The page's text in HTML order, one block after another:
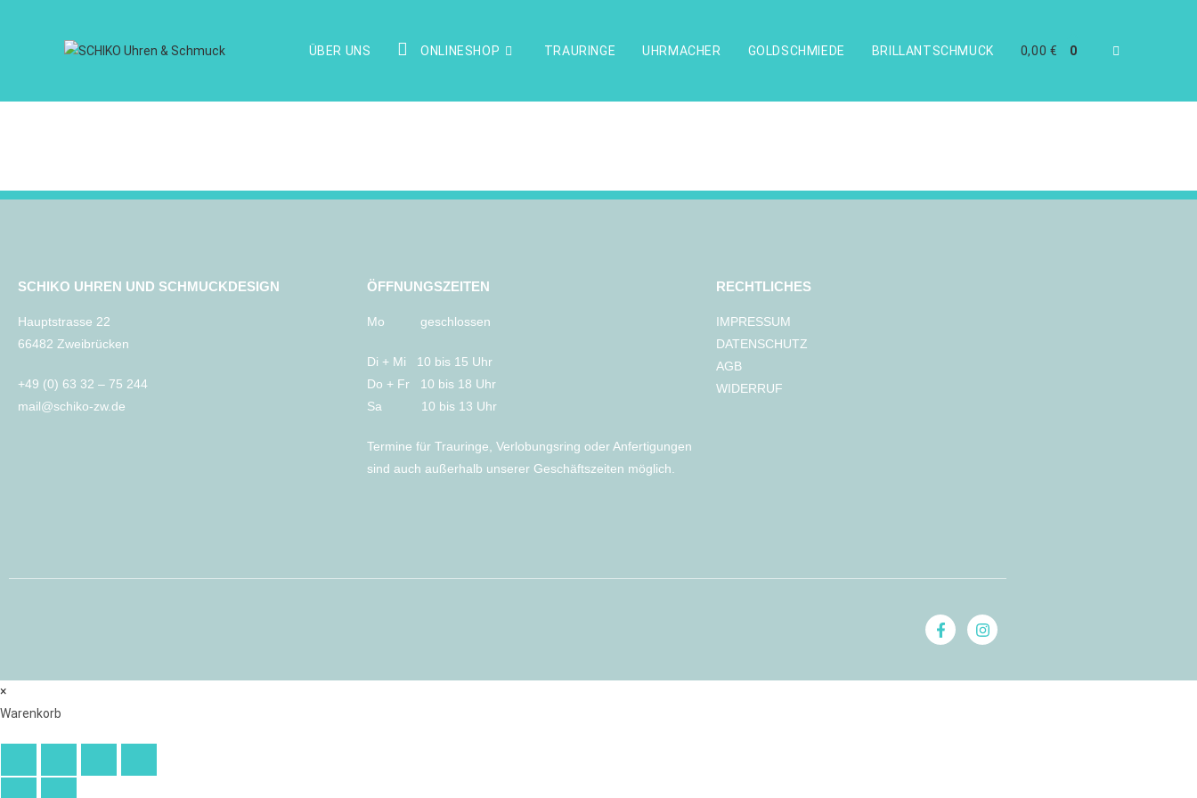
ÜBER UNS ONLINESHOP TRAURINGE UHRMACHER GOLDSCHMIEDE BRILLANTSCHMUCK 0,00 € 0
SCHIKO UHREN UND SCHMUCKDESIGN
Hauptstrasse 22
66482 Zweibrücken
+49 (0) 63 32 – 75 244
mail@schiko-zw.de
ÖFFNUNGSZEITEN
Mo geschlossen
Di + Mi 10 bis 15 Uhr
Do + Fr 10 bis 18 Uhr
Sa 10 bis 13 Uhr
Termine für Trauringe, Verlobungsring oder Anfertigungen
sind auch außerhalb unserer Geschäftszeiten möglich.
RECHTLICHES
IMPRESSUM
DATENSCHUTZ
AGB
WIDERRUF
×
Warenkorb